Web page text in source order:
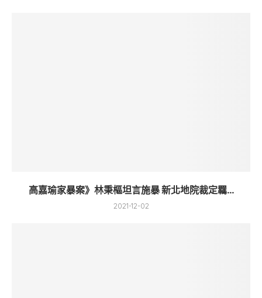
高嘉瑜家暴案》林秉樞坦言施暴 新北地院裁定羈...
2021-12-02